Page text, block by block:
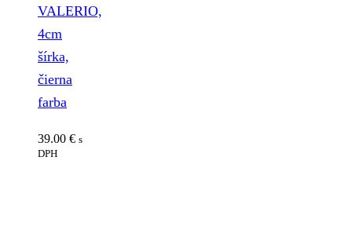
VALERIO,
4cm
šírka,
čierna
farba
39.00 € s
DPH